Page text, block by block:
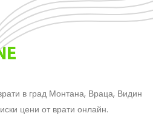
в град Монтана, Враца, Видин
цени от врати онлайн.